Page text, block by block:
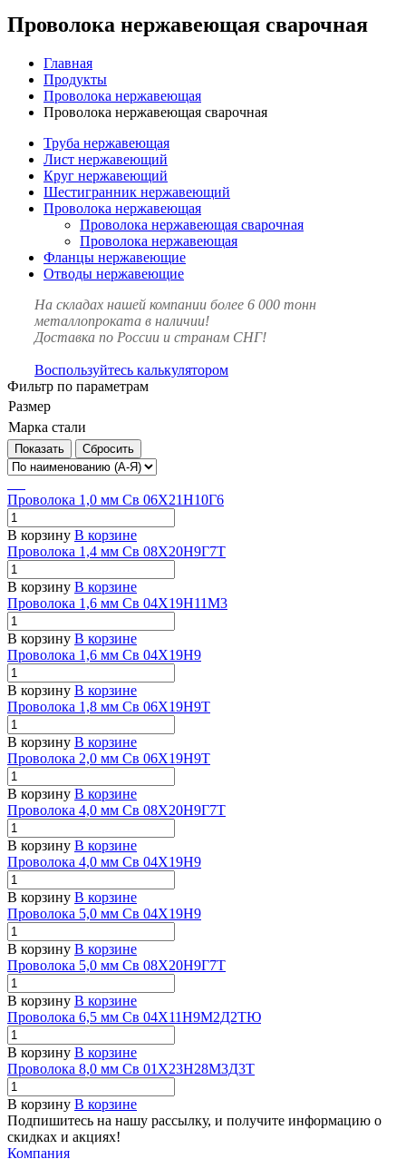
Проволока нержавеющая сварочная
Главная
Продукты
Проволока нержавеющая
Проволока нержавеющая сварочная
Труба нержавеющая
Лист нержавеющий
Круг нержавеющий
Шестигранник нержавеющий
Проволока нержавеющая
Проволока нержавеющая сварочная
Проволока нержавеющая
Фланцы нержавеющие
Отводы нержавеющие
На складах нашей компании более 6 000 тонн
металлопроката в наличии!
Доставка по России и странам СНГ!
Воспользуйтесь калькулятором
Фильтр по параметрам
Размер
Марка стали
Сбросить
Проволока 1,0 мм Св 06Х21Н10Г6
В корзину В корзине
Проволока 1,4 мм Св 08Х20Н9Г7Т
В корзину В корзине
Проволока 1,6 мм Св 04Х19Н11М3
В корзину В корзине
Проволока 1,6 мм Св 04Х19Н9
В корзину В корзине
Проволока 1,8 мм Св 06Х19Н9Т
В корзину В корзине
Проволока 2,0 мм Св 06Х19Н9Т
В корзину В корзине
Проволока 4,0 мм Св 08Х20Н9Г7Т
В корзину В корзине
Проволока 4,0 мм Св 04Х19Н9
В корзину В корзине
Проволока 5,0 мм Св 04Х19Н9
В корзину В корзине
Проволока 5,0 мм Св 08Х20Н9Г7Т
В корзину В корзине
Проволока 6,5 мм Св 04Х11Н9М2Д2ТЮ
В корзину В корзине
Проволока 8,0 мм Св 01Х23Н28М3Д3Т
В корзину В корзине
Подпишитесь на нашу рассылку, и получите информацию о
скидках и акциях!
Компания